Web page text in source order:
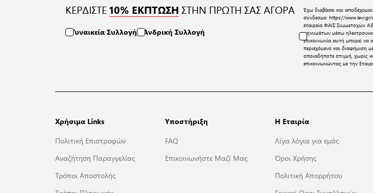
ΚΕΡΔΙΣΤΕ 10% ΕΚΠΤΩΣΗ ΣΤΗΝ ΠΡΩΤΗ ΣΑΣ ΑΓΟΡΑ
Γυναικεία Συλλογή Ανδρική Συλλογή
Έχω διαβάσει και
σύνδεσμο:https://
εταιρεία ΦΑΙΣ Συμμετοχών
μηνυμάτων μέσω
επικοινωνία αυτή μπορεί
περιεχόμενο και
οποιαδήποτε στιγμή, χωρίς
επικοινωνώντας με την
Χρήσιμα Links
Πολιτική Επιστροφών
Αναζήτηση Παραγγελίας
Τρόποι Αποστολής
Υποστήριξη
FAQ
Επικοινωνήστε Μαζί Μας
Η Εταιρία
Λίγα λόγια για εμάς
Όροι Χρήσης
Πολιτική Απορρήτου